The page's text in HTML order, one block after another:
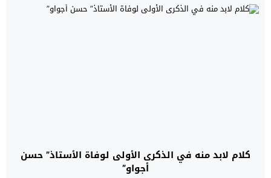
كلام لابد منه في الذكرى الأولى لوفاة الأستاذ” حسن
أجواو”